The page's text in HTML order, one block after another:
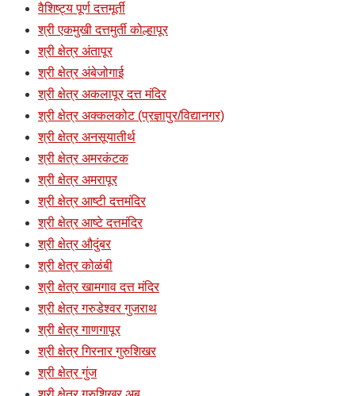
वैशिष्ट्य पूर्ण दत्तमूर्ती
श्री एकमुखी दत्तमुर्ती कोल्हापूर
श्री क्षेत्र अंतापूर
श्री क्षेत्र अंबेजोगाई
श्री क्षेत्र अकलापूर दत्त मंदिर
श्री क्षेत्र अक्कलकोट (प्रज्ञापुर/विद्यानगर)
श्री क्षेत्र अनसूयातीर्थ
श्री क्षेत्र अमरकंटक
श्री क्षेत्र अमरापूर
श्री क्षेत्र आष्टी दत्तमंदिर
श्री क्षेत्र आष्टे दत्तमंदिर
श्री क्षेत्र औदुंबर
श्री क्षेत्र कोळंबी
श्री क्षेत्र खामगाव दत्त मंदिर
श्री क्षेत्र गरुडेश्वर गुजराथ
श्री क्षेत्र गाणगापूर
श्री क्षेत्र गिरनार गुरुशिखर
श्री क्षेत्र गुंज